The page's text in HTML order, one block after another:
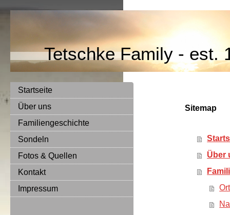
Tetschke Family - est.
Sitemap
Über
Startseite
Über uns
Familiengeschichte
Sondeln
Fotos & Quellen
Kontakt
Impressum